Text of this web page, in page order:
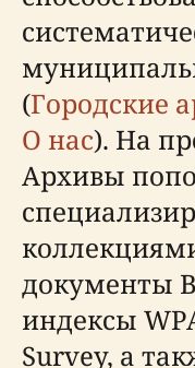
(Городские
О нас). На
Архивы
документы
индексы
Survey, а